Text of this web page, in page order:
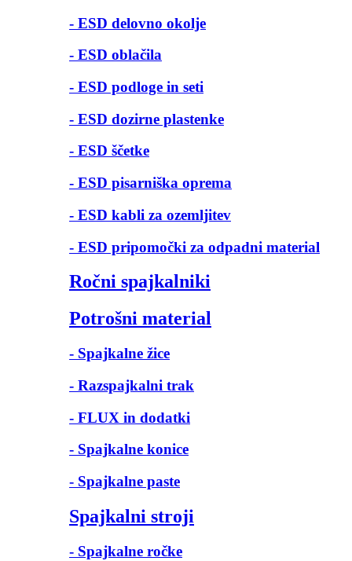
- ESD delovno okolje
- ESD oblačila
- ESD podloge in seti
- ESD dozirne plastenke
- ESD ščetke
- ESD pisarniška oprema
- ESD kabli za ozemljitev
- ESD pripomočki za odpadni material
Ročni spajkalniki
Potrošni material
- Spajkalne žice
- Razspajkalni trak
- FLUX in dodatki
- Spajkalne konice
- Spajkalne paste
Spajkalni stroji
- Spajkalne ročke